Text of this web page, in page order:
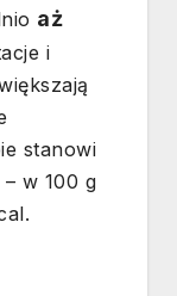
aż
i
stanowi
w 100 g